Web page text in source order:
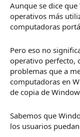
Aunque se dice
operativos más
computadoras
Pero eso no
operativo perfecto,
problemas que a
computadoras en
de copia de
Sabemos que
los usuarios